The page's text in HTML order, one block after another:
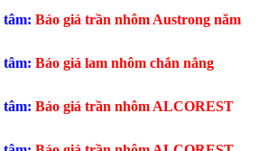
tâm: Báo giá trần nhôm Austrong năm
tâm: Báo giá lam nhôm chắn nắng
tâm: Báo giá trần nhôm ALCOREST